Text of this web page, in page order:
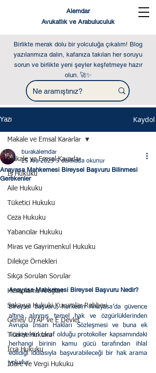
Alemdar
Avukatlık ve Arabuluculuk
Birlikte merak dolu bir yolculuğa çıkalım! Blog
yazılarımıza dalın, kafanıza takılan her soruyu
sorun ve birlikte yeni şeyler keşfetmeye hazır
olun. 🚀✨
Yazı Kaydol
Makale ve Emsal Kararlar
İş Hukuku
Aile Hukuku
Tüketici Hukuku
Ceza Hukuku
Yabancılar Hukuku
Miras ve Gayrimenkul Hukuku
Dilekçe Örnekleri
Sıkça Sorulan Sorular
Hesaplama Araçları
Sakarya Hukuki Kurumlar Rehberi
Genel/ UYAP ve E Devlet
Ticaret Hukuku
İcra Hukuku
İdare ve Vergi Hukuku
Makale ve Emsal Kararlar
Anayasa Mahkemesi Bireysel Başvuru Bilinmesi
Gerekenler
burakalemdar
25 Ara 2023 5 dakikada okunur
Anayasa Mahkemesi Bireysel Başvuru Nedir?
Bireysel başvuru, herkesin Anayasa’da güvence
altına alınmış temel hak ve özgürlüklerinden
Avrupa İnsan Hakları Sözleşmesi ve buna ek
Türkiye’nin taraf olduğu protokoller kapsamındaki
herhangi birinin kamu gücü tarafından ihlal
edildiği iddiasıyla başvurabileceği bir hak arama
yoludur.